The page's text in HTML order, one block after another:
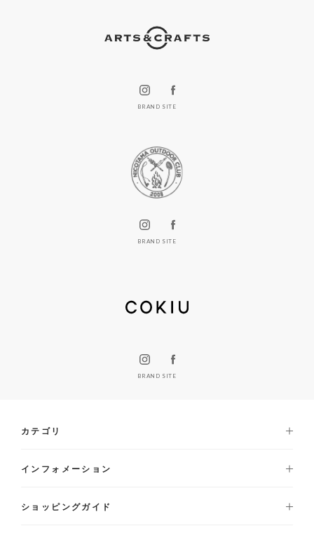
BRAND SITE
BRAND SITE
BRAND SITE
カテゴリ
インフォメーション
ショッピングガイド